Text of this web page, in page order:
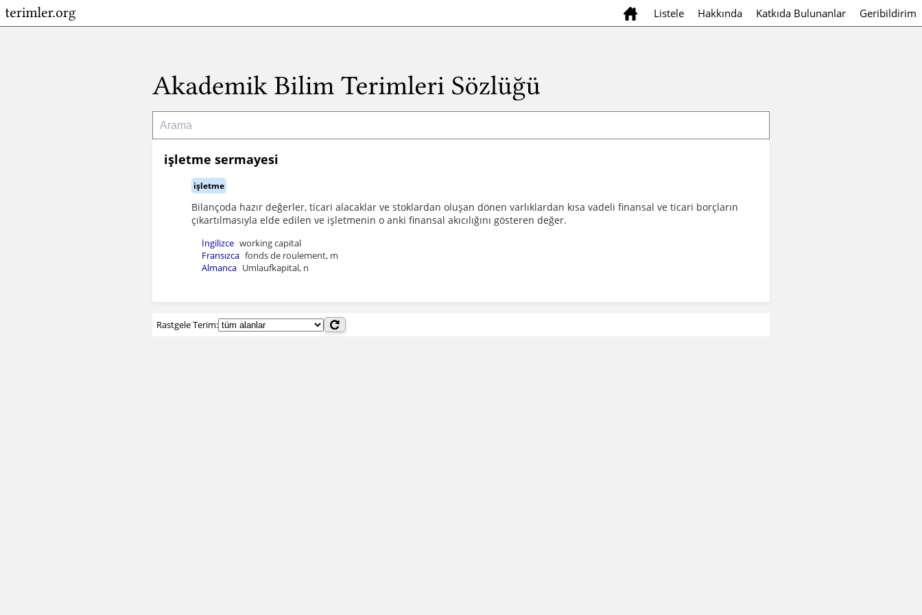
Listele Hakkında Katkıda Bulunanlar Geribildirim
işletme sermayesi
işletme
Bilançoda hazır değerler, ticari alacaklar ve stoklardan oluşan dönen varlıklardan kısa vadeli finansal ve ticari borçların
çıkartılmasıyla elde edilen ve işletmenin o anki finansal akıcılığını gösteren değer.
İngilizce working capital
Fransızca fonds de roulement, m
Almanca Umlaufkapital, n
Rastgele Terim: